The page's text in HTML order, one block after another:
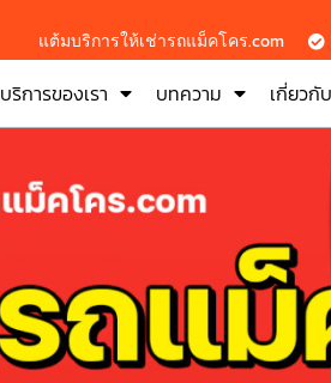
แต้มบริการให้เช่ารถแม็คโคร.com
บริการของเรา บทความ เกี่ยวกับ